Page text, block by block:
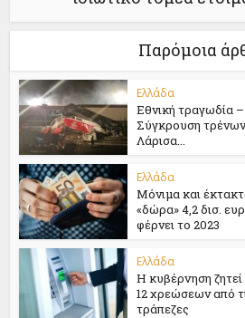
Παρόμοια
Ελλάδα
Εθνική τραγωδία –
Σύγκρουση
Λάρισα...
Ελλάδα
Μόνιμα και
«δώρα» 4,2 δισ.
φέρνει το 2023
Ελλάδα
Η κυβέρνηση
12 χρεώσεων από
τράπεζες